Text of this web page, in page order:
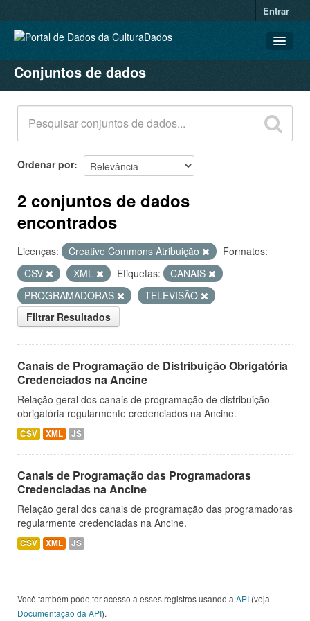
Entrar
CONJUNTOS DE DADOS
ORGANIZAÇÕES
GRUPOS
SOBRE
Conjuntos de dados
Ordenar por
2 conjuntos de dados
encontrados
Licenças: Creative Commons Atribuição
Formatos:
CSV
XML Etiquetas:
CANAIS
PROGRAMADORAS
TELEVISÃO
Filtrar Resultados
Canais de Programação de Distribuição Obrigatória
Credenciados na Ancine
Relação geral dos canais de programação de distribuição
obrigatória regularmente credenciados na Ancine.
CSV XML JS
Canais de Programação das Programadoras
Credenciadas na Ancine
Relação geral dos canais de programação das programadoras
regularmente credenciadas na Ancine.
CSV XML JS
Você também pode ter acesso a esses registros usando a API (veja
Documentação da API).